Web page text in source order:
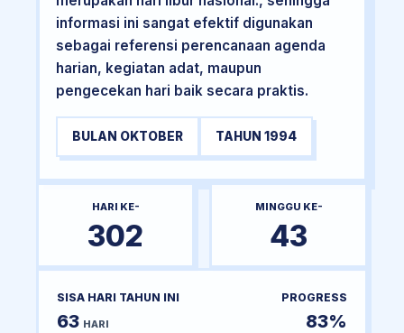
informasi ini sangat efektif digunakan
sebagai referensi perencanaan agenda
harian, kegiatan adat, maupun
pengecekan hari baik secara praktis.
BULAN OKTOBER TAHUN 1994
HARI KE-
302
MINGGU KE-
43
SISA HARI TAHUN INI
63 HARI
PROGRESS
83%